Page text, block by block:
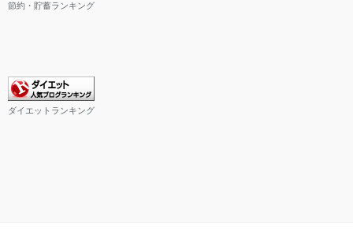
節約・貯蓄ランキング
ダイエットランキング